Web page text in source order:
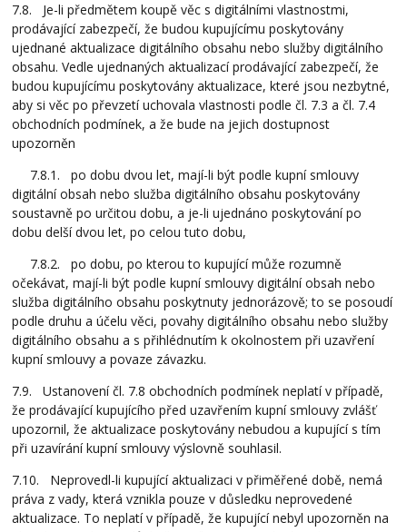
7.8. Je-li předmětem koupě věc s digitálními vlastnostmi,
prodávající zabezpečí, že budou kupujícímu poskytovány
ujednané aktualizace digitálního obsahu nebo služby digitálního
obsahu. Vedle ujednaných aktualizací prodávající zabezpečí, že
budou kupujícímu poskytovány aktualizace, které jsou nezbytné,
aby si věc po převzetí uchovala vlastnosti podle čl. 7.3 a čl. 7.4
obchodních podmínek, a že bude na jejich dostupnost
upozorněn
7.8.1. po dobu dvou let, mají-li být podle kupní smlouvy
digitální obsah nebo služba digitálního obsahu poskytovány
soustavně po určitou dobu, a je-li ujednáno poskytování po
dobu delší dvou let, po celou tuto dobu,
7.8.2. po dobu, po kterou to kupující může rozumně
očekávat, mají-li být podle kupní smlouvy digitální obsah nebo
služba digitálního obsahu poskytnuty jednorázově; to se posoudí
podle druhu a účelu věci, povahy digitálního obsahu nebo služby
digitálního obsahu a s přihlédnutím k okolnostem při uzavření
kupní smlouvy a povaze závazku.
7.9. Ustanovení čl. 7.8 obchodních podmínek neplatí v případě,
že prodávající kupujícího před uzavřením kupní smlouvy zvlášť
upozornil, že aktualizace poskytovány nebudou a kupující s tím
při uzavírání kupní smlouvy výslovně souhlasil.
7.10. Neprovedl-li kupující aktualizaci v přiměřené době, nemá
práva z vady, která vznikla pouze v důsledku neprovedené
aktualizace. To neplatí v případě, že kupující nebyl upozorněn na